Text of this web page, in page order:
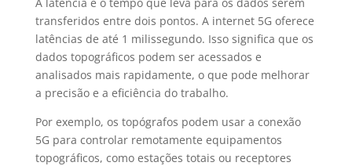
transferidos entre dois pontos. A internet 5G oferece
latências de até 1 milissegundo. Isso significa que os
dados topográficos podem ser acessados e
analisados mais rapidamente, o que pode melhorar
a precisão e a eficiência do trabalho.
Por exemplo, os topógrafos podem usar a conexão
5G para controlar remotamente equipamentos
topográficos, como estações totais ou receptores